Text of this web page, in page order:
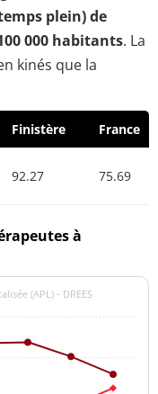
plein) de
000 habitants. La
kinés que la
Finistère France
92.27 75.69
à
(APL) - DREES